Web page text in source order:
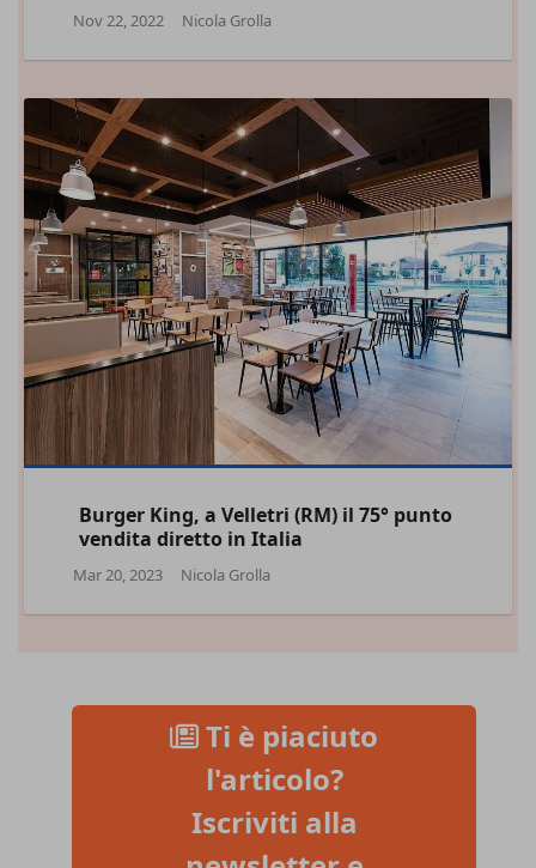
Nov 22, 2022 Nicola Grolla
Burger King, a Velletri (RM) il 75° punto
vendita diretto in Italia
Mar 20, 2023 Nicola Grolla
Ti è piaciuto
l'articolo?
Iscriviti alla